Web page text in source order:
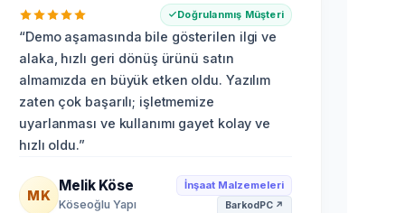
Doğrulanmış Müşteri
“Demo aşamasında bile gösterilen ilgi ve
alaka, hızlı geri dönüş ürünü satın
almamızda en büyük etken oldu. Yazılım
zaten çok başarılı; işletmemize
uyarlanması ve kullanımı gayet kolay ve
hızlı oldu.”
MK
Melik Köse
Köseoğlu Yapı
İnşaat Malzemeleri
BarkodPC ↗